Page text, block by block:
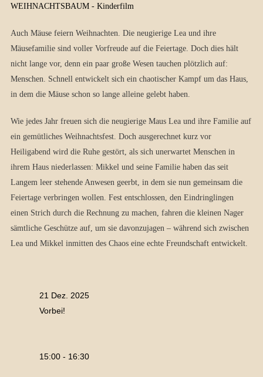
Auch Mäuse feiern Weihnachten. Die neugierige Lea und ihre
Mäusefamilie sind voller Vorfreude auf die Feiertage. Doch dies hält
nicht lange vor, denn ein paar große Wesen tauchen plötzlich auf:
Menschen. Schnell entwickelt sich ein chaotischer Kampf um das Haus,
in dem die Mäuse schon so lange alleine gelebt haben.
Wie jedes Jahr freuen sich die neugierige Maus Lea und ihre Familie auf
ein gemütliches Weihnachtsfest. Doch ausgerechnet kurz vor
Heiligabend wird die Ruhe gestört, als sich unerwartet Menschen in
ihrem Haus niederlassen: Mikkel und seine Familie haben das seit
Langem leer stehende Anwesen geerbt, in dem sie nun gemeinsam die
Feiertage verbringen wollen. Fest entschlossen, den Eindringlingen
einen Strich durch die Rechnung zu machen, fahren die kleinen Nager
sämtliche Geschütze auf, um sie davonzujagen – während sich zwischen
Lea und Mikkel inmitten des Chaos eine echte Freundschaft entwickelt.
21 Dez. 2025
Vorbei!
15:00 - 16:30